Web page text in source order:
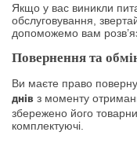
Якщо у вас виникли
обслуговування,
допоможемо вам
Повернення та
Ви маєте право
днів з моменту
збережено його
комплектуючі.